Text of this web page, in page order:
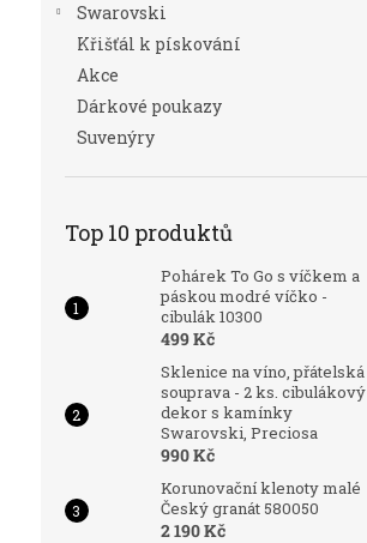
Swarovski
Křišťál k pískování
Akce
Dárkové poukazy
Suvenýry
Top 10 produktů
Pohárek To Go s víčkem a
páskou modré víčko -
cibulák 10300
499 Kč
Sklenice na víno, přátelská
souprava - 2 ks. cibulákový
dekor s kamínky
Swarovski, Preciosa
990 Kč
Korunovační klenoty malé
Český granát 580050
2 190 Kč